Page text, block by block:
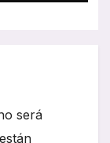
será